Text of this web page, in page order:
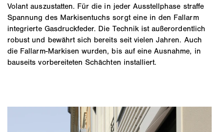
Volant auszustatten. Für die in jeder Ausstellphase straffe
Spannung des Markisentuchs sorgt eine in den Fallarm
integrierte Gasdruckfeder. Die Technik ist außerordentlich
robust und bewährt sich bereits seit vielen Jahren. Auch
die Fallarm-Markisen wurden, bis auf eine Ausnahme, in
bauseits vorbereiteten Schächten installiert.